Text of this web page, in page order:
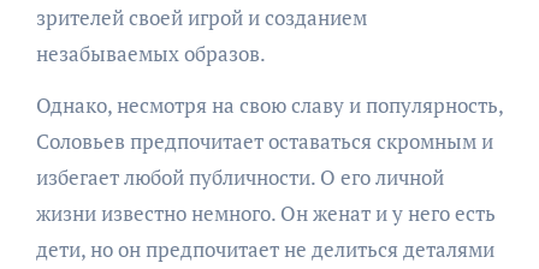
зрителей своей игрой и созданием
незабываемых образов.
Однако, несмотря на свою славу и популярность,
Соловьев предпочитает оставаться скромным и
избегает любой публичности. О его личной
жизни известно немного. Он женат и у него есть
дети, но он предпочитает не делиться деталями